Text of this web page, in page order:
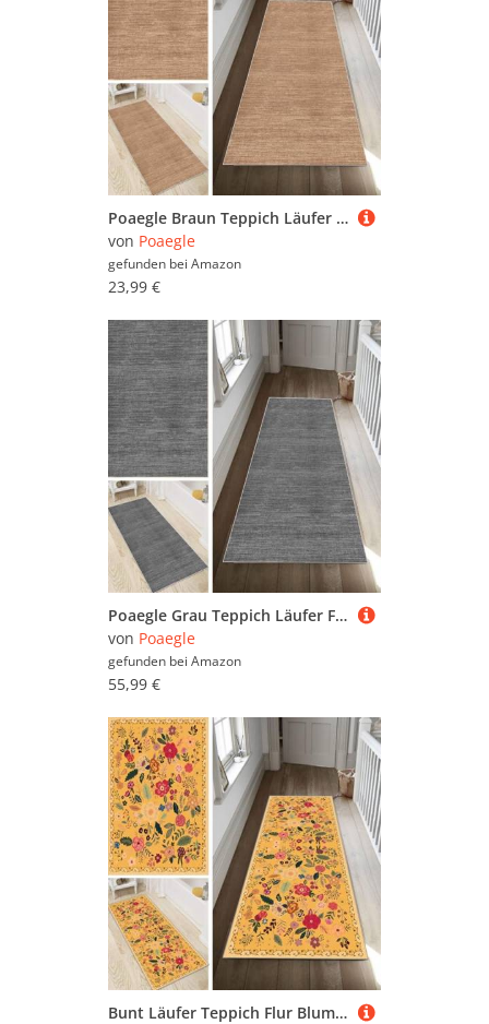
Poaegle Braun Teppich Läufer Flur Abstrakt Lang rutschfest Waschbar Vintage Kücheläufer Teppich Läufer 60x80cm Dauerhaft Läuferteppich Flurläufer Korridor Meterware
von Poaegle
gefunden bei Amazon
23,99 €
Poaegle Grau Teppich Läufer Flur Abstrakt Lang rutschfest Waschbar Vintage Kücheläufer Teppich Läufer 100x160cm Dauerhaft Läuferteppich Flurläufer Korridor Meterware
von Poaegle
gefunden bei Amazon
55,99 €
Bunt Läufer Teppich Flur Blume Lang rutschfest Waschbar Moderne Kücheläufer Teppich Läufer 100x180cm Dauerhaft Läuferteppich Flurläufer Korridor Meterware